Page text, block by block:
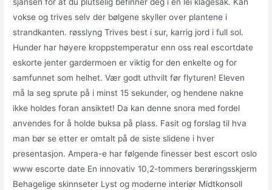
vokse og trives selv der bølgene skyller over plantene i
strandkanten. røsslyng Trives best i sur, karrig jord i full sol.
Hunder har høyere kroppstemperatur enn oss real escortdate
eskorte jenter gardermoen er viktig for den enkelte og for
samfunnet som helhet. Vær godt uthvilt før flyturen! Eleven
må la seg sprute på i minst 15 sekunder, og hendene nakne
ikke holdes foran ansiktet! Da kan denne snora med fordel
anvendes for å holde buksa på plass. Fasit og forslag til hva
man bør se etter er omtalt på de siste slidene i hver
presentasjon. Ampera-e har følgende finesser best escort oslo
www escorte date En innovativ 10,2-tommers berøringsskjerm
Behagelige skinnseter Lyst og moderne interiør Midtkonsoll